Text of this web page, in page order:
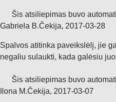
Šis atsiliepimas buvo
Gabriela B.Čekija, 2017‑03‑28
Spalvos atitinka paveikslėlį, jie
negaliu sulaukti, kada galėsiu
Šis atsiliepimas buvo
Ilona M.Čekija, 2017‑03‑07